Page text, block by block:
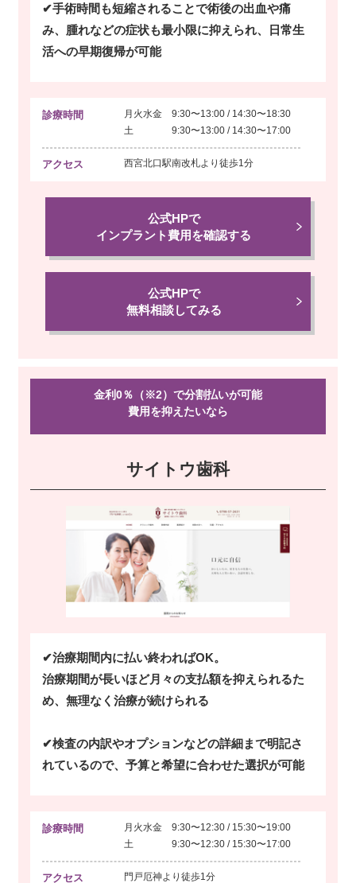
✔手術時間も短縮されることで術後の出血や痛
み、腫れなどの症状も最小限に抑えられ、日常生
活への早期復帰が可能
診療時間
月火水金 9:30〜13:00 / 14:30〜18:30
土 9:30〜13:00 / 14:30〜17:00
アクセス 西宮北口駅南改札より 徒歩1分
公式HPで
インプラント費用を確認する
公式HPで
無料相談してみる
金利0％（※2）で分割払いが可能
費用を抑えたいなら
サイトウ歯科
✔治療期間内に払い終わればOK。
治療期間が長いほど月々の支払額を抑えられるた
め、無理なく治療が続けられる
✔検査の内訳やオプションなどの詳細まで明記さ
れているので、予算と希望に合わせた選択が可能
診療時間
月火水金 9:30〜12:30 / 15:30〜19:00
土 9:30〜12:30 / 15:30〜17:00
アクセス 門戸厄神より 徒歩1分